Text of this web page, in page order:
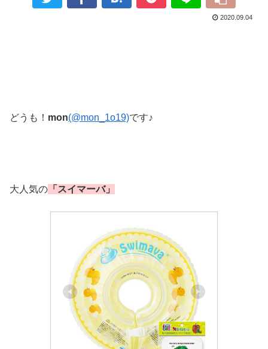
2020.09.04
どうも！ mon(@mon_1o19)です♪
大人気の 「スイマーバ」